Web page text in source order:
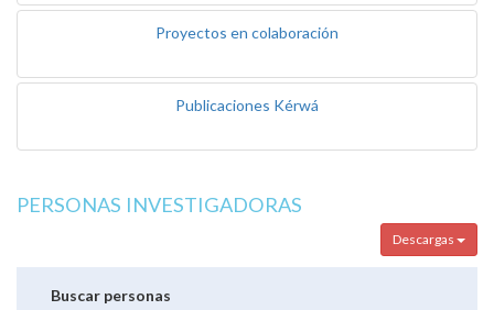
Proyectos en colaboración
Publicaciones Kérwá
PERSONAS INVESTIGADORAS
Descargas
Buscar personas